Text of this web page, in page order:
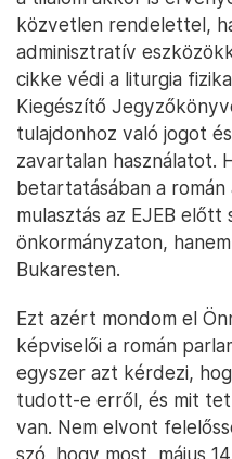
közvetlen rendelettel,
adminisztratív
cikke védi a liturgia
Kiegészítő
tulajdonhoz való jogot
zavartalan használatot.
betartatásában a román
mulasztás az EJEB
önkormányzaton,
Bukaresten.
Ezt azért mondom el
képviselői a román
egyszer azt kérdezi,
tudott-e erről, és mit
van. Nem elvont
szó, hogy most, május